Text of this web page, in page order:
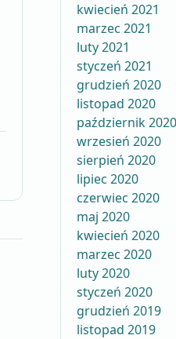
kwiecień 2021
marzec 2021
luty 2021
styczeń 2021
grudzień 2020
listopad 2020
październik 2020
wrzesień 2020
sierpień 2020
lipiec 2020
czerwiec 2020
maj 2020
kwiecień 2020
marzec 2020
luty 2020
styczeń 2020
grudzień 2019
listopad 2019